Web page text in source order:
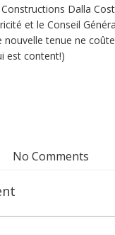
Dalla
et le Conseil
tenue ne
est content!)
No Comments